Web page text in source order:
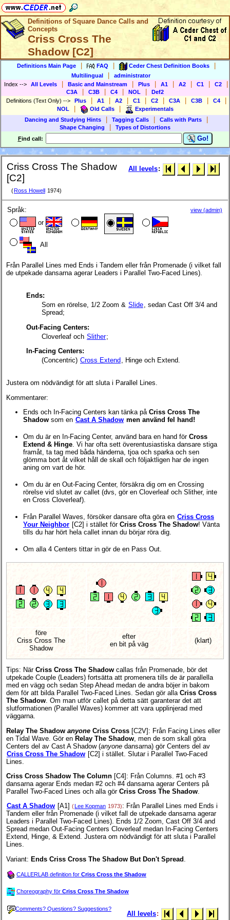
Definitions of Square Dance Calls and
Concepts
Criss Cross The
Shadow [C2]
Definitions Main Page FAQ Ceder Chest Definition Books
Multilingual
administrator
Index --> All Levels Basic and Mainstream Plus A1 A2 C1 C2
C3A C3B C4 NOL
Def2
Definitions (Text Only) --> Plus A1 A2 C1 C2 C3A C3B C4
NOL Old Calls
Experimentals
Dancing and Studying Hints
Tagging Calls Calls with Parts
Shape Changing
Types of Distortions
Find call: Go!
Criss Cross The Shadow
[C2]
( Ross Howell 1974)
All levels:
Språk:
or
All
view (admin)
Från Parallel Lines med Ends i Tandem eller från Promenade (i vilket fall
de utpekade dansarna agerar Leaders i Parallel Two-Faced Lines).
Ends:
Som en rörelse, 1/2 Zoom & Slide, sedan Cast Off 3/4 and
Spread;
Out-Facing Centers:
Cloverleaf och Slither;
In-Facing Centers:
(Concentric) Cross Extend , Hinge och Extend.
Justera om nödvändigt för att sluta i Parallel Lines.
Kommentarer:
Ends och In-Facing Centers kan tänka på Criss Cross The
Shadow som en Cast A Shadow men använd fel hand!
Om du är en In-Facing Center, använd bara en hand för Cross
Extend & Hinge . Vi har ofta sett överentusiastiska dansare stiga
framåt, ta tag med båda händerna, tjoa och sparka och sen
glömma bort åt vilket håll de skall och följaktligen har de ingen
aning om vart de hör.
Om du är en Out-Facing Center, försäkra dig om en Crossing
rörelse vid slutet av callet (dvs, gör en Cloverleaf och Slither, inte
en Cross Cloverleaf).
Från Parallel Waves, försöker dansare ofta göra en Criss Cross
Your Neighbor [C2] i stället för Criss Cross The Shadow! Vänta
tills du har hört hela callet innan du börjar röra dig.
Om alla 4 Centers tittar in gör de en Pass Out.
före
Criss Cross The
Shadow
efter
en bit på väg
(klart)
Tips: När Criss Cross The Shadow callas från Promenade, bör det
utpekade Couple (Leaders) fortsätta att promenera tills de är parallella
med en vägg och sedan Step Ahead medan de andra böjer in bakom
dem för att bilda Parallel Two-Faced Lines. Sedan gör alla Criss Cross
The Shadow. Om man utför callet på detta sätt garanterar det att
slutformationen (Parallel Waves) kommer att vara upplinjerad med
väggarna.
Relay The Shadow anyone Criss Cross [C2V]: Från Facing Lines eller
en Tidal Wave. Gör en Relay The Shadow , men de som skall göra
Centers del av Cast A Shadow (anyone dansarna) gör Centers del av
Criss Cross The Shadow [C2] i stället. Slutar i Parallel Two-Faced
Lines.
Criss Cross Shadow The Column [C4] : Från Columns. #1 och #3
dansarna agerar Ends medan #2 och #4 dansarna agerar Centers på
Parallel Two-Faced Lines och alla gör Criss Cross The Shadow
Cast A Shadow [A1] ( Lee Kopman 1973): Från Parallel Lines med Ends i
Tandem eller från Promenade (i vilket fall de utpekade dansarna agerar
Leaders i Parallel Two-Faced Lines). Ends 1/2 Zoom, Cast Off 3/4 and
Spread medan Out-Facing Centers Cloverleaf medan In-Facing Centers
Extend, Hinge, & Extend. Justera om nödvändigt för att sluta i Parallel
Lines.
Variant: Ends Criss Cross The Shadow But Don't Spread
CALLERLAB definition for Criss Cross the Shadow
Choreography för Criss Cross The Shadow
Comments? Questions? Suggestions?
All levels: